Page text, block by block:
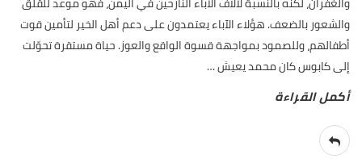
والشعور بالضعف. هؤلاء الآباء يعتمدون على دعم أهل الخير لتأمين قوت
أطفالهم، وللصمود بمواجهة قسوة الواقع والعوز. حياة مستقرة تحوّلت
إلى كابوس كان محمد يعيش…